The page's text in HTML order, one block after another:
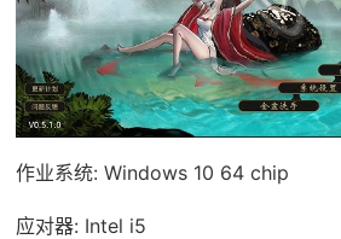
作业系统: Windows 10 64 chip
应对器: Intel i5